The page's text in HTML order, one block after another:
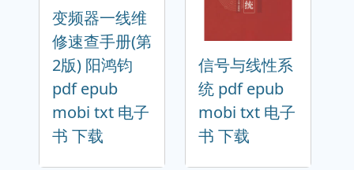
变频器一线维
修速查手册(第
2版) 阳鸿钧
pdf epub
mobi txt 电子
书 下载
信号与线性系
统 pdf epub
mobi txt 电子
书 下载